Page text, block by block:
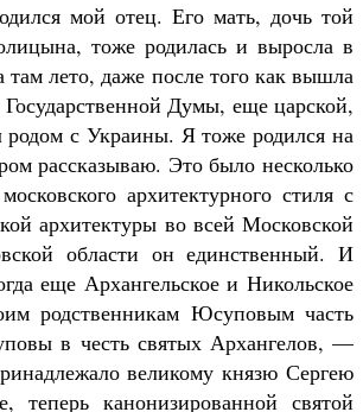
мой отец. Его мать, дочь той
тоже родилась и выросла в
лето, даже после того как вышла
Думы, еще царской,
родом с Украины. Я тоже родился на
рассказываю. Это было несколько
архитектурного стиля с
архитектуры во всей Московской
области он единственный. И
еще Архангельское и Никольское
родственникам Юсуповым часть
в честь святых Архангелов, —
великому князю Сергею
теперь канонизированной святой